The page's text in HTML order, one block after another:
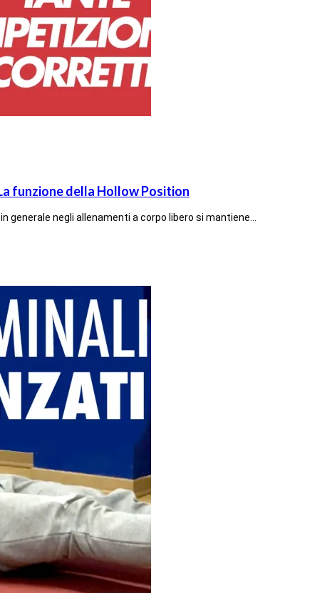
funzione della Hollow Position
generale negli allenamenti a corpo libero si mantiene…